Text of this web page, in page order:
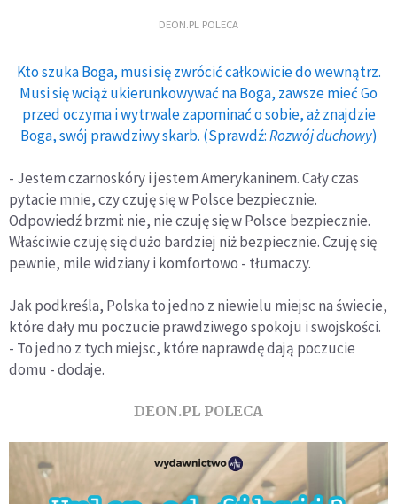
DEON.PL POLECA
Kto szuka Boga, musi się zwrócić całkowicie do wewnątrz.
Musi się wciąż ukierunkowywać na Boga, zawsze mieć Go
przed oczyma i wytrwale zapominać o sobie, aż znajdzie
Boga, swój prawdziwy skarb. (Sprawdź:Rozwój duchowy)
- Jestem czarnoskóry i jestem Amerykaninem. Cały czas
pytacie mnie, czy czuję się w Polsce bezpiecznie.
Odpowiedź brzmi: nie, nie czuję się w Polsce bezpiecznie.
Właściwie czuję się dużo bardziej niż bezpiecznie. Czuję się
pewnie, mile widziany i komfortowo - tłumaczy.
Jak podkreśla, Polska to jedno z niewielu miejsc na świecie,
które dały mu poczucie prawdziwego spokoju i swojskości.
- To jedno z tych miejsc, które naprawdę dają poczucie
domu - dodaje.
DEON.PL POLECA